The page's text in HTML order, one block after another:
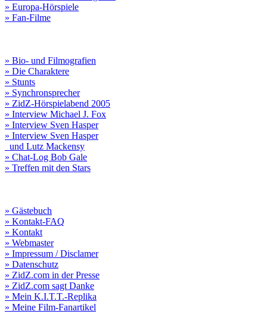
» Europa-Hörspiele
» Fan-Filme
» Bio- und Filmografien
» Die Charaktere
» Stunts
» Synchronsprecher
» ZidZ-Hörspielabend 2005
» Interview Michael J. Fox
» Interview Sven Hasper
» Interview Sven Hasper
und Lutz Mackensy
» Chat-Log Bob Gale
» Treffen mit den Stars
» Gästebuch
» Kontakt-FAQ
» Kontakt
» Webmaster
» Impressum / Disclamer
» Datenschutz
» ZidZ.com in der Presse
» ZidZ.com sagt Danke
» Mein K.I.T.T.-Replika
» Meine Film-Fanartikel